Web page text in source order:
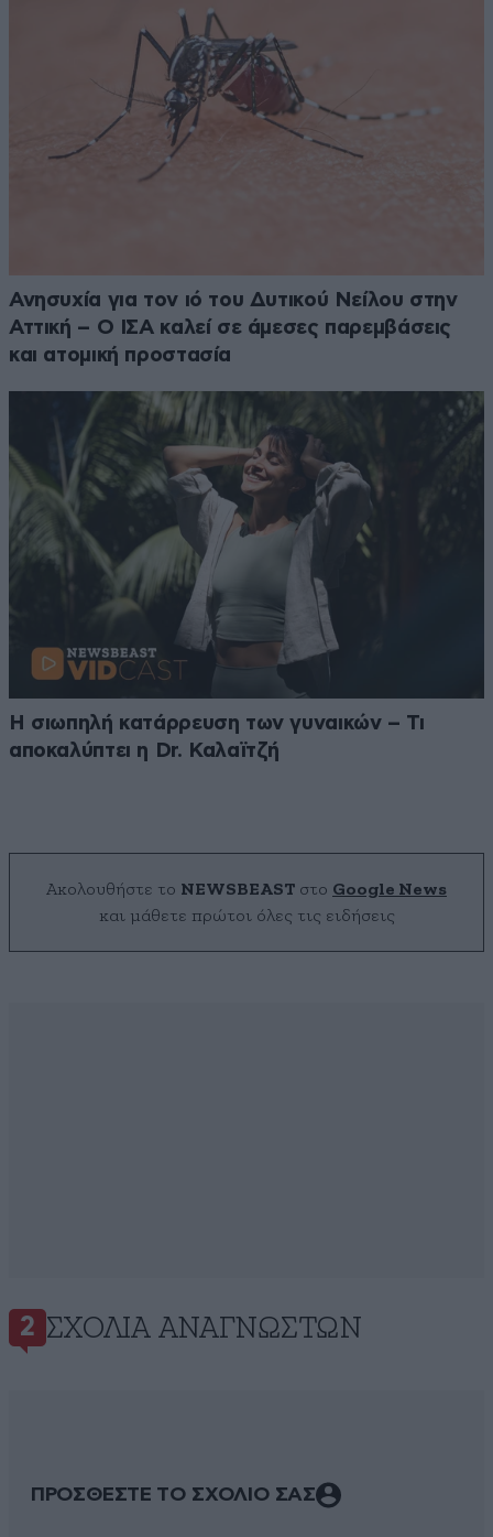
Ανησυχία για τον ιό του Δυτικού Νείλου στην
Αττική – Ο ΙΣΑ καλεί σε άμεσες παρεμβάσεις
και ατομική προστασία
Η σιωπηλή κατάρρευση των γυναικών – Τι
αποκαλύπτει η Dr. Καλαϊτζή
Ακολουθήστε το NEWSBEAST στο Google News
και μάθετε πρώτοι όλες τις ειδήσεις
2 ΣΧΌΛΙΑ ΑΝΑΓΝΩΣΤΏΝ
ΠΡΟΣΘΕΣΤΕ ΤΟ ΣΧΟΛΙΟ ΣΑΣ